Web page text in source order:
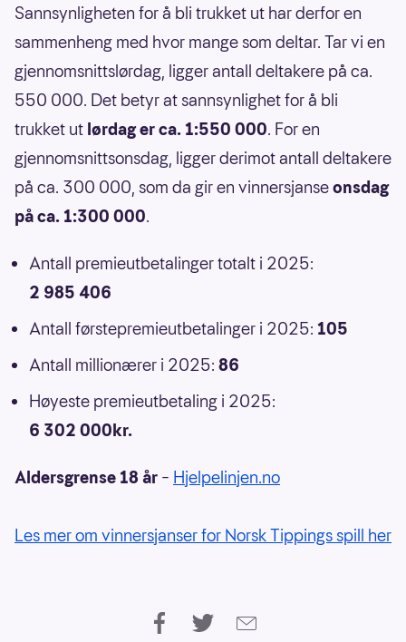
Sannsynligheten for å bli trukket ut har derfor en
sammenheng med hvor mange som deltar. Tar vi en
gjennomsnittslørdag, ligger antall deltakere på ca.
550 000. Det betyr at sannsynlighet for å bli
trukket ut lørdag er ca. 1:550 000. For en
gjennomsnittsonsdag, ligger derimot antall deltakere
på ca. 300 000, som da gir en vinnersjanseonsdag
på ca. 1:300 000.
Antall premieutbetalinger totalt i 2025:
2 985 406
Antall førstepremieutbetalinger i 2025: 105
Antall millionærer i 2025: 86
Høyeste premieutbetaling i 2025:
6 302 000kr.
Aldersgrense 18 år – Hjelpelinjen.no
Les mer om vinnersjanser for Norsk Tippings spill her